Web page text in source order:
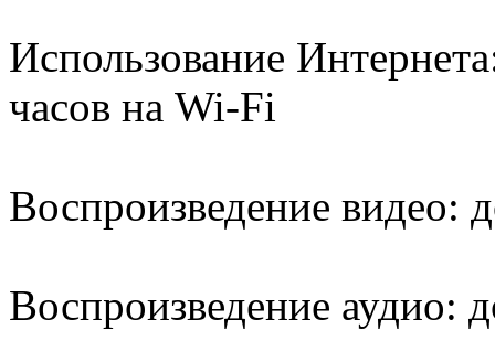
Использование
часов на Wi-Fi
Воспроизведение видео:
Воспроизведение аудио: